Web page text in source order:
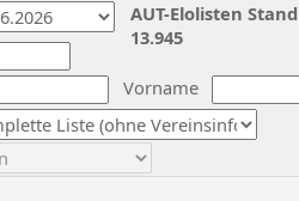
Vorname
AUT-Elolisten
13.945